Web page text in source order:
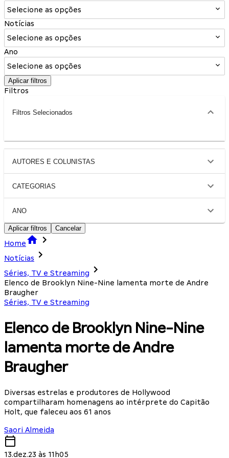
Selecione as opções
Notícias
Selecione as opções
Ano
Selecione as opções
Aplicar filtros
Filtros
Filtros Selecionados
AUTORES E COLUNISTAS
CATEGORIAS
ANO
Aplicar filtros Cancelar
Home
Notícias
Séries, TV e Streaming
Elenco de Brooklyn Nine-Nine lamenta morte de Andre
Braugher
Séries, TV e Streaming
Elenco de Brooklyn Nine-Nine
lamenta morte de Andre
Braugher
Diversas estrelas e produtores de Hollywood
compartilharam homenagens ao intérprete do Capitão
Holt, que faleceu aos 61 anos
Saori Almeida
13.dez.23 às 11h05